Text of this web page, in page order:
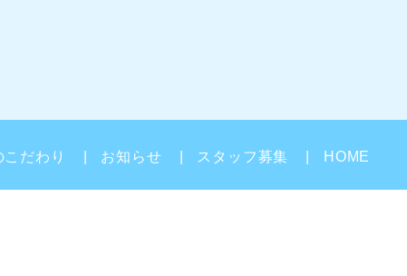
こだわり お知らせ スタッフ募集 HOME